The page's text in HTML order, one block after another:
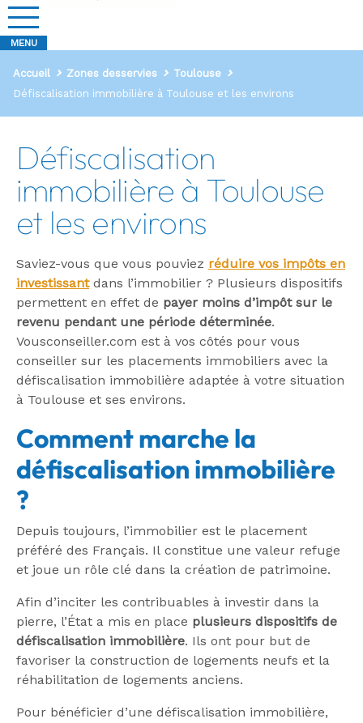
Accueil Zones desservies
Toulouse
Défiscalisation immobilière à Toulouse et les environs
Défiscalisation
immobilière à Toulouse
et les environs
Saviez-vous que vous pouviez réduire vos impôts en
investissantdans l’immobilier ? Plusieurs dispositifs
permettent en effet de payer moins d’impôt sur le
revenu pendant une période déterminée.
Vousconseiller.com est à vos côtés pour vous
conseiller sur les placements immobiliers avec la
défiscalisation immobilière adaptée à votre situation
à Toulouse et ses environs.
Comment marche la
défiscalisation immobilière
?
Depuis toujours, l’immobilier est le placement
préféré des Français. Il constitue une valeur refuge
et joue un rôle clé dans la création de patrimoine.
Afin d’inciter les contribuables à investir dans la
pierre, l’État a mis en place plusieurs dispositifs de
défiscalisation immobilière. Ils ont pour but de
favoriser la construction de logements neufs et la
réhabilitation de logements anciens.
Pour bénéficier d’une défiscalisation immobilière,